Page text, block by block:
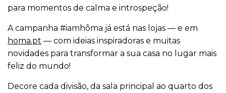
para momentos de calma e introspeção!
A campanha #iamhôma já está nas lojas — e em
homa.pt — com ideias inspiradoras e muitas
novidades para transformar a sua casa no lugar mais
feliz do mundo!
Decore cada divisão, da sala principal ao quarto dos